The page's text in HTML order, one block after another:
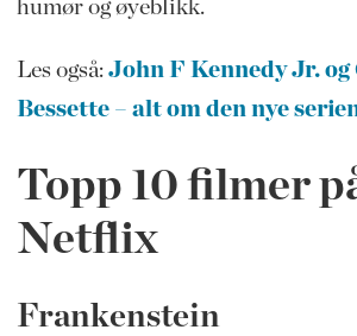
humør og øyeblikk.
Les også: John F Kennedy Jr.
Bessette – alt om den nye
Topp 10 filmer
Netflix
Frankenstein